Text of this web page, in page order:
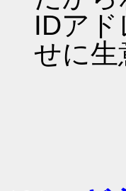
IDア
せに生